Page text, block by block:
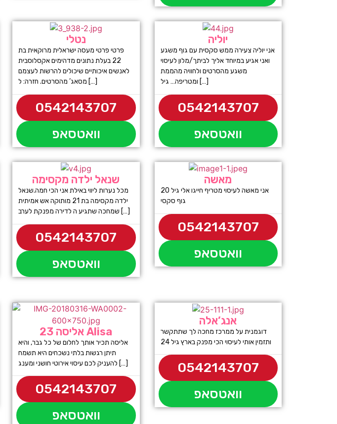
נטלי
פרטי פרטי מעסה ישראלית מרוקאית בת
22 בעלת נתונים מדהימים אקסלוסבית
לאנשים איכותיים שיכולים להרשות לעצמם
מסאג’ מהסרטים. חזרה: ל […]
0542143707
וואטסאפ
יוליה
אני יוליה צעירה ממש סקסית עם גוף משגע
ואני אגיע במיוחד אליך לביתך/מלון לעיסוי
משגע מהסרטים ולחוויה מהממת
ומטריפה… גיל […]
0542143707
וואטסאפ
שנאל ילדה מקסימה
מכל נערות ליווי באילת אני הכי חמה.שנאל
ילדה מקסימה בת 21 מותוקה אש אמיתית
שמחכה שתגיע ה לדירה מפנקת לערב […]
0542143707
וואטסאפ
מאשה
אני מאשה לעיסוי מטריף חייגו אלי גיל 20
גוף סקסי
0542143707
וואטסאפ
אליסה 23 Alisa
אליסה תכיר אותך לחלום של כל גבר, והיא
תיתן רגשות בלתי נשכחים היא תשמח
להעניק לכם עיסוי אירוטי חושני ומענג […]
0542143707
וואטסאפ
אנג’אלה
דוגמנית על ממרכז מחכה לך שתתקשר
ותזמין אותי לעיסוי הכי מפנק בארץ גיל 24
0542143707
וואטסאפ